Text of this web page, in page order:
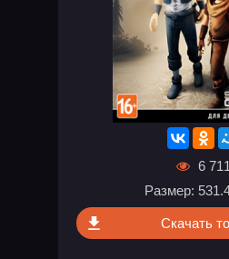
6 711
Размер:
Скачать